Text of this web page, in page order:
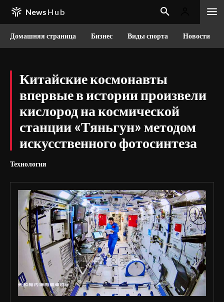
News Hub
Домашняя страница Бизнес Виды спорта Новости
Китайские космонавты
впервые в истории произвели
кислород на космической
станции «Тяньгун» методом
искусственного фотосинтеза
Технология